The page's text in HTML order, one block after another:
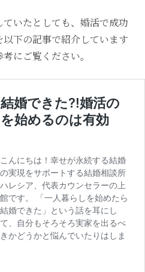
いたとしても、婚活で成功
下の記事で紹介しています
にご覧ください。